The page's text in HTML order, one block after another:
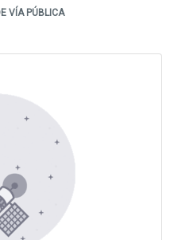
VÍA PÚBLICA